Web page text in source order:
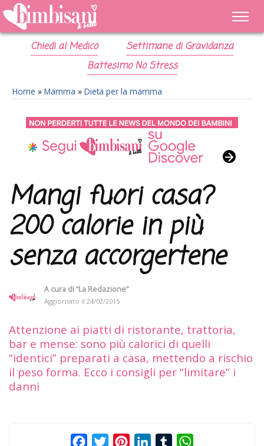
Chiedi al Medico
Settimane di Gravidanza
Battesimo No Stress
Home » Mamma » Dieta per la mamma
Mangi fuori casa?
200 calorie in più
senza accorgertene
A cura di“La Redazione”
Aggiornato il 24/02/2015
Attenzione ai piatti di ristorante, trattoria,
bar e mense: sono più calorici di quelli
“identici” preparati a casa, mettendo a rischio
il peso forma. Ecco i consigli per “limitare” i
danni
FacebookTwitterPinterestLinkedInTumblr